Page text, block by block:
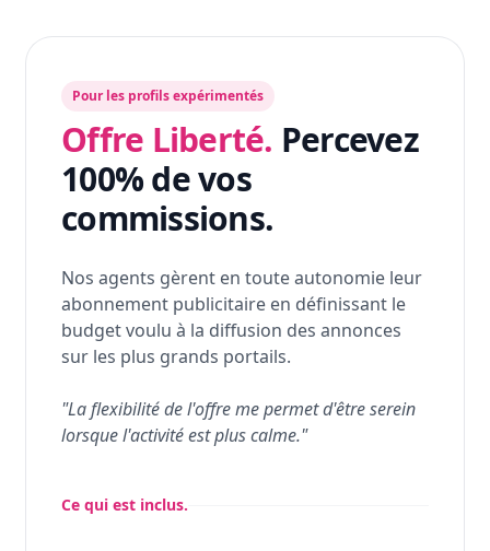
Pour les profils expérimentés
Offre Liberté. Percevez
100% de vos
commissions.
Nos agents gèrent en toute autonomie leur
abonnement publicitaire en définissant le
budget voulu à la diffusion des annonces
sur les plus grands portails.
"La flexibilité de l'offre me permet d'être serein
lorsque l'activité est plus calme."
Ce qui est inclus.